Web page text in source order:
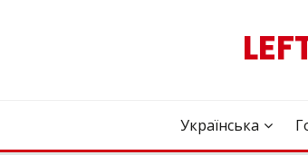
Українська